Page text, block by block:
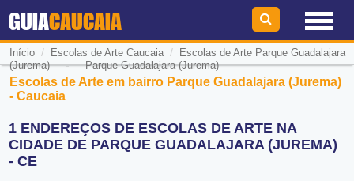
GUIACAUCAIA
Início / Escolas de Arte Caucaia/
Escolas de Arte Parque Guadalajara
(Jurema)-Parque Guadalajara (Jurema)
Escolas de Arte em bairro Parque Guadalajara (Jurema)
- Caucaia
1 ENDEREÇOS DE ESCOLAS DE ARTE NA
CIDADE DE PARQUE GUADALAJARA (JUREMA)
- CE